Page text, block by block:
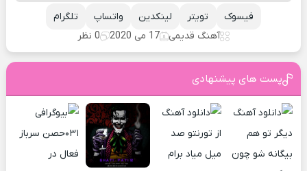
تلگرام واتساپ لینکدین تویتر
فیسوک
آهنگ قدیمی
17 می 2020 0 نظر
پست های پیشنهادی